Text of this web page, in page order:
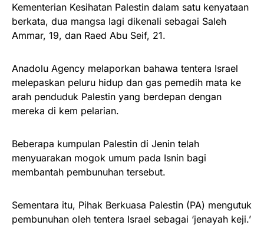
Kementerian Kesihatan Palestin dalam satu kenyataan
berkata, dua mangsa lagi dikenali sebagai Saleh
Ammar, 19, dan Raed Abu Seif, 21.
Anadolu Agency melaporkan bahawa tentera Israel
melepaskan peluru hidup dan gas pemedih mata ke
arah penduduk Palestin yang berdepan dengan
mereka di kem pelarian.
Beberapa kumpulan Palestin di Jenin telah
menyuarakan mogok umum pada Isnin bagi
membantah pembunuhan tersebut.
Sementara itu, Pihak Berkuasa Palestin (PA) mengutuk
pembunuhan oleh tentera Israel sebagai ‘jenayah keji.’